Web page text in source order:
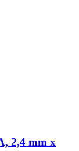
2,4 mm x